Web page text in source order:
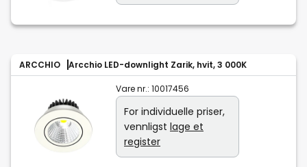
ARCCHIO Arcchio LED-downlight Zarik, hvit, 3 000K
Vare nr.: 10017456
For individuelle priser,
vennligst lage et
register